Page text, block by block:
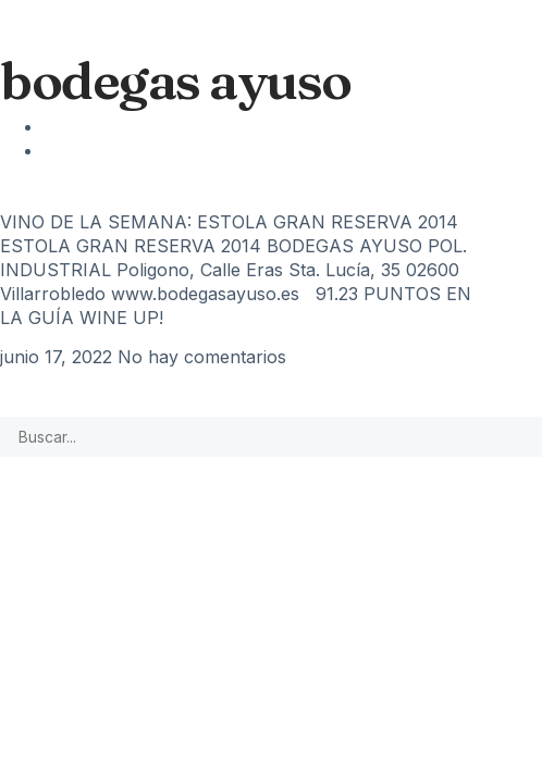
bodegas ayuso
VINO DE LA SEMANA: ESTOLA GRAN RESERVA 2014
ESTOLA GRAN RESERVA 2014 BODEGAS AYUSO POL.
INDUSTRIAL Poligono, Calle Eras Sta. Lucía, 35 02600
Villarrobledo www.bodegasayuso.es 91.23 PUNTOS EN
LA GUÍA WINE UP!
junio 17, 2022 No hay comentarios